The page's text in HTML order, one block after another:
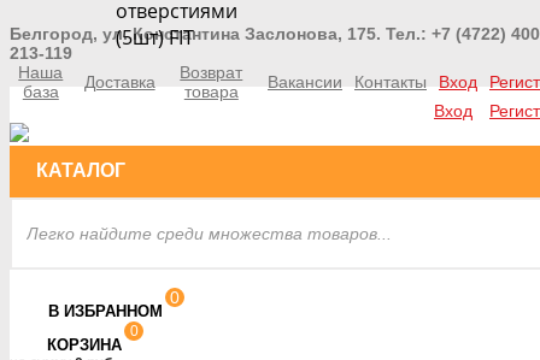
Белгород, ул. Константина Заслонова, 175. Тел.: +7 (4722)
213-119
Наша
база
Доставка
Возврат
товара
Вакансии Контакты Вход
Вход
КАТАЛОГ
В ИЗБРАННОМ
0
КОРЗИНА
0
отверстиями
(5шт) FIT